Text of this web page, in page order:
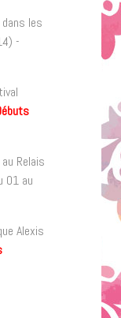
les
-
Relais
01 au
Alexis